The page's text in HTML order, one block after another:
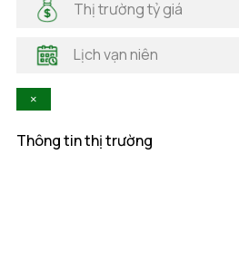
Hà Tĩnh
Hòa Bình
Lai Châu
Thị trường tỷ giá
Lịch vạn niên
×
Thông tin thị trường